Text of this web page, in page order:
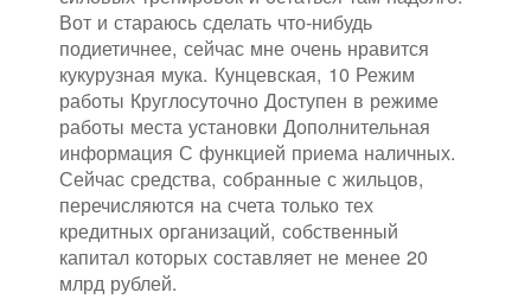
Вот и стараюсь сделать что-нибудь
подиетичнее, сейчас мне очень нравится
кукурузная мука. Кунцевская, 10 Режим
работы Круглосуточно Доступен в режиме
работы места установки Дополнительная
информация С функцией приема наличных.
Сейчас средства, собранные с жильцов,
перечисляются на счета только тех
кредитных организаций, собственный
капитал которых составляет не менее 20
млрд рублей.